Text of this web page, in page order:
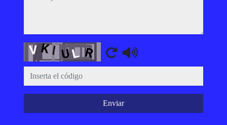
Captcha
Enviar